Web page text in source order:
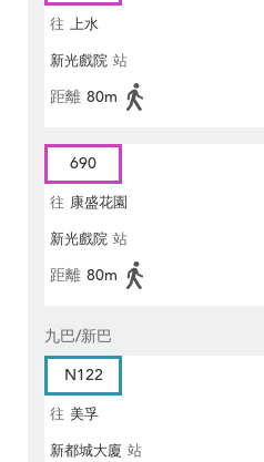
往 上水
新光戲院 站
距離 80m
690
往 康盛花園
新光戲院 站
距離 80m
九巴/新巴
N122
往 美孚
新都城大廈 站